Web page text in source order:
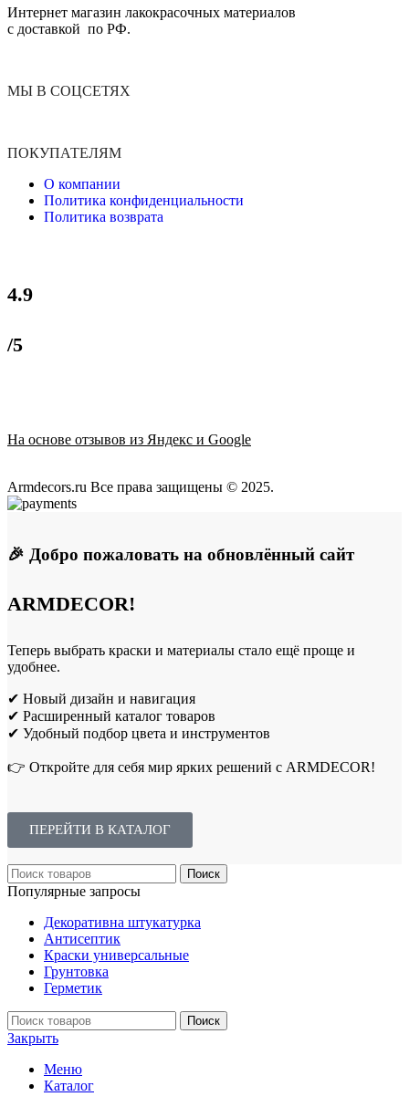
Интернет магазин лакокрасочных материалов
с доставкой по РФ.
МЫ В СОЦСЕТЯХ
ПОКУПАТЕЛЯМ
О компании
Политика конфиденциальности
Политика возврата
4.9
/5
На основе отзывов из Яндекс и Google
Armdecors.ru Все права защищены © 2025. ​
🎉 Добро пожаловать на обновлённый сайт
ARMDECOR!
Теперь выбрать краски и материалы стало ещё проще и
удобнее.
✔ Новый дизайн и навигация
✔ Расширенный каталог товаров
✔ Удобный подбор цвета и инструментов
👉 Откройте для себя мир ярких решений с ARMDECOR!
ПЕРЕЙТИ В КАТАЛОГ
Поиск
Популярные запросы
Декоративна штукатурка
Антисептик
Краски универсальные
Грунтовка
Герметик
Поиск
Закрыть
Меню
Каталог